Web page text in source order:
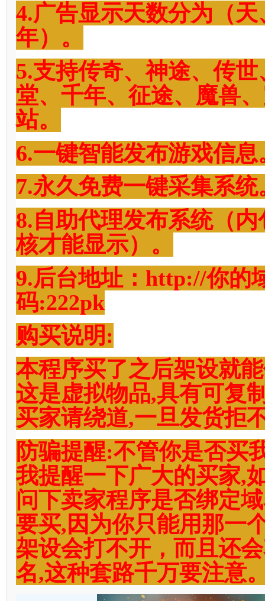
4.广告显示天数分为（
年）。
5.支持传奇、神途、传
堂、千年、征途、魔兽
站。
6.一键智能发布游戏信息
7.永久免费一键采集系统
8.自助代理发布系统（
核才能显示）。
9.后台地址：http://你
码:222pk
购买说明:
本程序买了之后架设就
这是虚拟物品,具有可复
买家请绕道,一旦发货拒
防骗提醒:不管你是否买
我提醒一下广大的买家,
问下卖家程序是否绑定
要买,因为你只能用那一
架设会打不开，而且还
名,这种套路千万要注意